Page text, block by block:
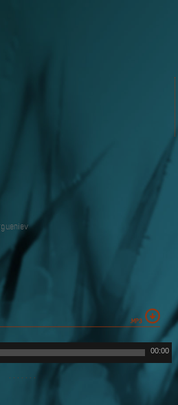
00:00
· · · · · · ·